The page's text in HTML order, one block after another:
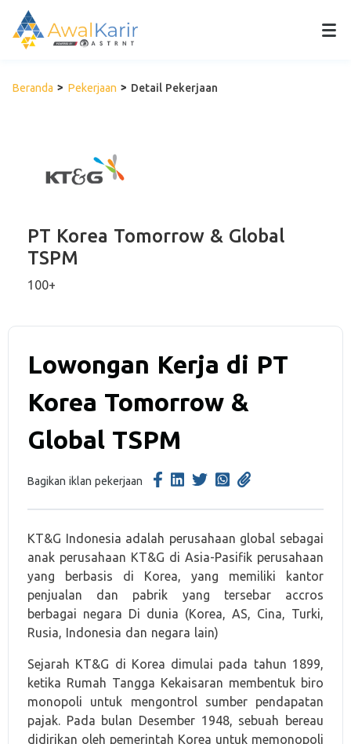
Beranda Pekerjaan Detail Pekerjaan
PT Korea Tomorrow & Global
TSPM
100+
Lowongan Kerja di PT
Korea Tomorrow &
Global TSPM
Bagikan iklan pekerjaan
KT&G Indonesia adalah perusahaan global sebagai
anak perusahaan KT&G di Asia-Pasifik perusahaan
yang berbasis di Korea, yang memiliki kantor
penjualan dan pabrik yang tersebar accros
berbagai negara Di dunia (Korea, AS, Cina, Turki,
Rusia, Indonesia dan negara lain)
Sejarah KT&G di Korea dimulai pada tahun 1899,
ketika Rumah Tangga Kekaisaran membentuk biro
monopoli untuk mengontrol sumber pendapatan
pajak. Pada bulan Desember 1948, sebuah bereau
didirikan oleh pemerintah Korea untuk memonopoli